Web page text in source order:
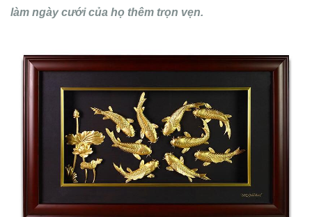
làm ngày cưới của họ thêm trọn vẹn.